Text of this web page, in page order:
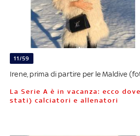
11/59
Irene, prima di partire per le Maldive
La Serie A è in vacanza: ecco dove sono (o sono
stati) calciatori e allenatori